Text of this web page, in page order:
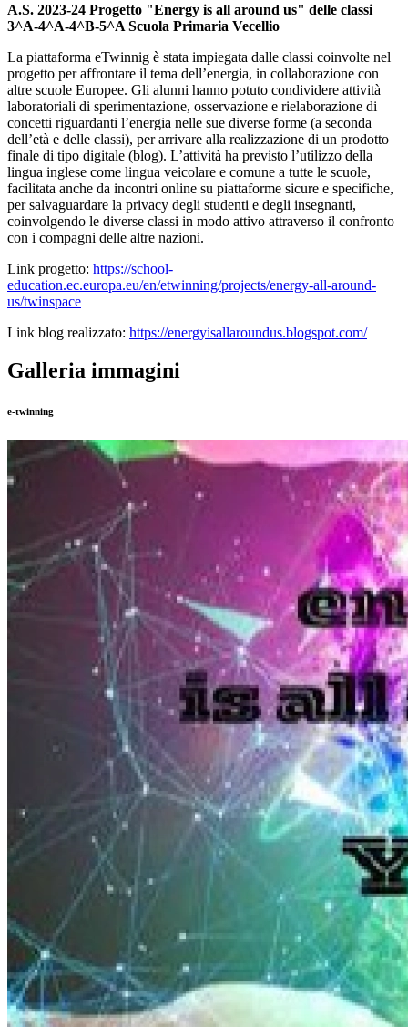
A.S. 2023-24 Progetto "Energy is all around us" delle classi
3^A-4^A-4^B-5^A Scuola Primaria Vecellio
La piattaforma eTwinnig è stata impiegata dalle classi coinvolte nel
progetto per affrontare il tema dell’energia, in collaborazione con
altre scuole Europee. Gli alunni hanno potuto condividere attività
laboratoriali di sperimentazione, osservazione e rielaborazione di
concetti riguardanti l’energia nelle sue diverse forme (a seconda
dell’età e delle classi), per arrivare alla realizzazione di un prodotto
finale di tipo digitale (blog). L’attività ha previsto l’utilizzo della
lingua inglese come lingua veicolare e comune a tutte le scuole,
facilitata anche da incontri online su piattaforme sicure e specifiche,
per salvaguardare la privacy degli studenti e degli insegnanti,
coinvolgendo le diverse classi in modo attivo attraverso il confronto
con i compagni delle altre nazioni.
Link progetto: https://school-
education.ec.europa.eu/en/etwinning/projects/energy-all-around-
us/twinspace
Link blog realizzato: https://energyisallaroundus.blogspot.com/
Galleria immagini
e-twinning